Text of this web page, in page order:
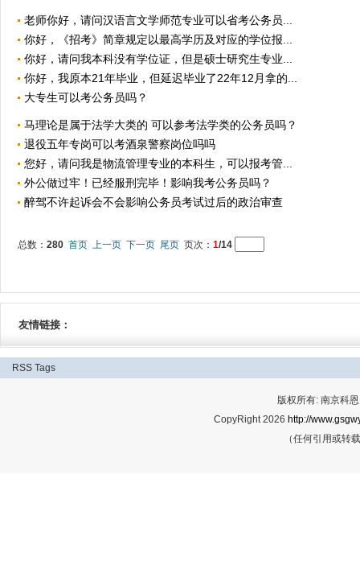
老师你好，请问汉语言文学师范专业可以省考公务员...
你好，《招考》简章规定以最高学历及对应的学位报...
你好，请问我本科没有学位证，但是硕士研究生专业...
你好，我原本21年毕业，但延迟毕业了22年12月拿的...
大专生可以考公务员吗？
马理论是属于法学大类的 可以参考法学类的公务员吗？
退役五年专岗可以考酒泉警察岗位吗吗
您好，请问我是物流管理专业的本科生，可以报考管...
外公做过牢！已经服刑完毕！影响我考公务员吗？
醉驾不许起诉会不会影响公务员考试过后的政治审查
总数： 280 首页 上一页 下一页 尾页 页次： 1/14
友情链接：
RSS Tags
版权所有: 南京科
CopyRight 2026 http://
（任何引用或转